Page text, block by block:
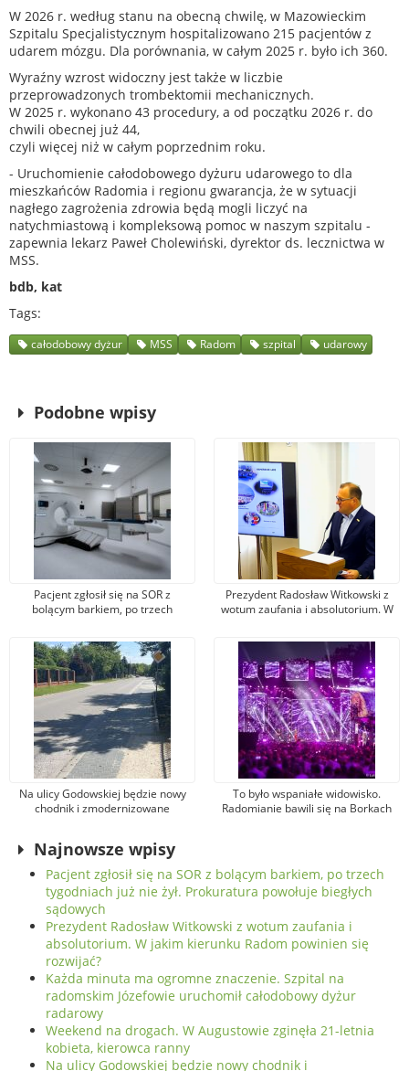
W 2026 r. według stanu na obecną chwilę, w Mazowieckim
Szpitalu Specjalistycznym hospitalizowano 215 pacjentów z
udarem mózgu. Dla porównania, w całym 2025 r. było ich 360.
Wyraźny wzrost widoczny jest także w liczbie
przeprowadzonych trombektomii mechanicznych.
W 2025 r. wykonano 43 procedury, a od początku 2026 r. do
chwili obecnej już 44,
czyli więcej niż w całym poprzednim roku.
- Uruchomienie całodobowego dyżuru udarowego to dla
mieszkańców Radomia i regionu gwarancja, że w sytuacji
nagłego zagrożenia zdrowia będą mogli liczyć na
natychmiastową i kompleksową pomoc w naszym szpitalu -
zapewnia lekarz Paweł Cholewiński, dyrektor ds. lecznictwa w
MSS.
bdb, kat
Tags
całodobowy dyżur MSS Radom szpital udarowy
Podobne wpisy
Pacjent zgłosił się na SOR z
bolącym barkiem, po trzech
powołuje biegłych sądowych
Prezydent Radosław Witkowski z
wotum zaufania i absolutorium. W
rozwijać?
Na ulicy Godowskiej będzie nowy
chodnik i zmodernizowane
To było wspaniałe widowisko.
Radomianie bawili się na Borkach
Najnowsze wpisy
Pacjent zgłosił się na SOR z bolącym barkiem, po trzech
tygodniach już nie żył. Prokuratura powołuje biegłych
sądowych
Prezydent Radosław Witkowski z wotum zaufania i
absolutorium. W jakim kierunku Radom powinien się
rozwijać?
Każda minuta ma ogromne znaczenie. Szpital na
radomskim Józefowie uruchomił całodobowy dyżur
radarowy
Weekend na drogach. W Augustowie zginęła 21-letnia
kobieta, kierowca ranny
Na ulicy Godowskiej będzie nowy chodnik i